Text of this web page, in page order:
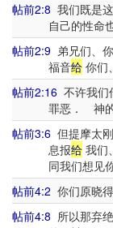
帖前2:8 我们既是
自己的性命
帖前2:9 弟兄们、
福音给你们
帖前2:16 不许我们
罪恶． 神的
帖前3:6 但提摩太
息报给我们
同我们想见
帖前4:2 你们原晓
帖前4:8 所以那弃